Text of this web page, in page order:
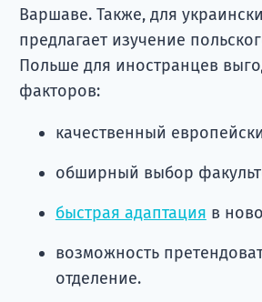
Варшаве. Также, для
предлагает изучение
Польше для иностранцев
факторов:
качественный
обширный выбор
быстрая адаптация в
возможность
отделение.